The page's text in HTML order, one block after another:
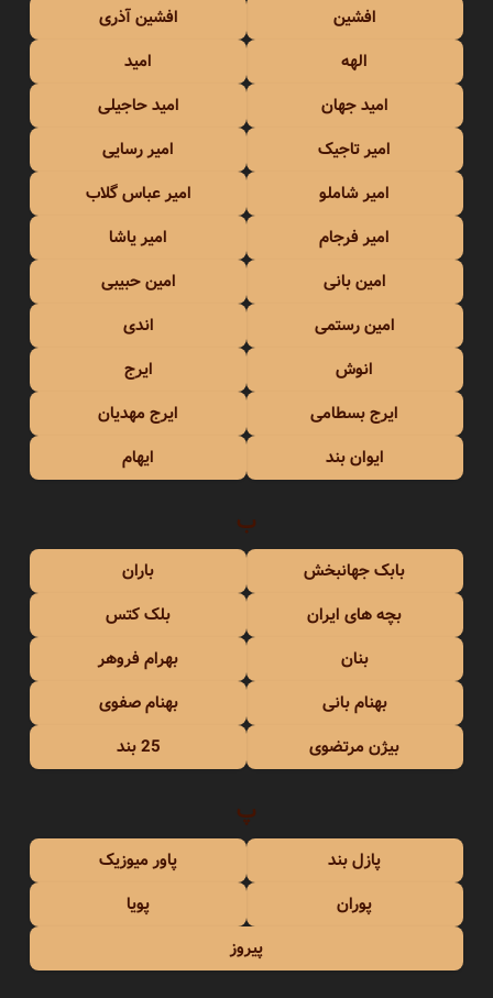
افشین
افشین آذری
الهه
امید
امید جهان
امید حاجیلی
امیر تاجیک
امیر رسایی
امیر شاملو
امیر عباس گلاب
امیر فرجام
امیر یاشا
امین بانی
امین حبیبی
امین رستمی
اندی
انوش
ایرج
ایرج بسطامی
ایرج مهدیان
ایوان بند
ایهام
ب
بابک جهانبخش
باران
بچه های ایران
بلک کتس
بنان
بهرام فروهر
بهنام بانی
بهنام صفوی
بیژن مرتضوی
25 بند
پ
پازل بند
پاور میوزیک
پوران
پویا
پیروز